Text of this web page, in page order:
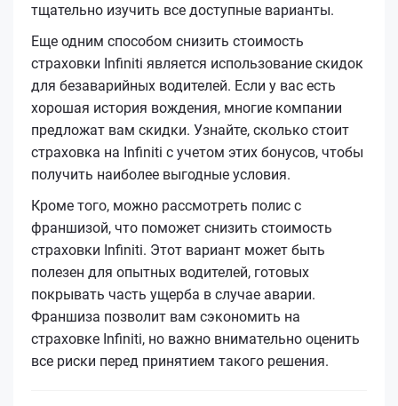
тщательно изучить все доступные варианты.
Еще одним способом снизить стоимость
страховки Infiniti является использование скидок
для безаварийных водителей. Если у вас есть
хорошая история вождения, многие компании
предложат вам скидки. Узнайте, сколько стоит
страховка на Infiniti с учетом этих бонусов, чтобы
получить наиболее выгодные условия.
Кроме того, можно рассмотреть полис с
франшизой, что поможет снизить стоимость
страховки Infiniti. Этот вариант может быть
полезен для опытных водителей, готовых
покрывать часть ущерба в случае аварии.
Франшиза позволит вам сэкономить на
страховке Infiniti, но важно внимательно оценить
все риски перед принятием такого решения.